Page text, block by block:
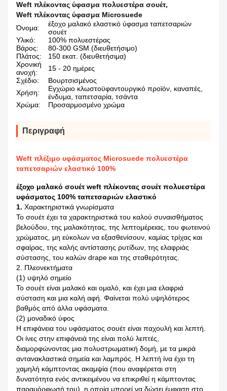
Weft πλέκοντας ύφασμα πολυεστέρα σουέτ,
Weft πλέκοντας ύφασμα Microsuede
Όνομα:
έξοχο μαλακό ελαστικό ύφασμα ταπετσαριών
σουέτ
Υλικό:
100% πολυεστέρας
Βάρος:
80-300 GSM (διευθετήσιμο)
Πλάτος:
150 εκατ. (διευθετήσιμα)
Χρονική
ανοχή:
15 - 20 ημέρες
Σχέδιο:
Βουρτσισμένος
Χρήση:
Εγχώριο κλωστοϋφαντουργικό προϊόν, καναπές,
ένδυμα, ταπετσαρία, τσάντα
Χρώμα:
Προσαρμοσμένο χρώμα
Περιγραφή
Weft πλέξιμο υφάσματος Microsuede πολυεστέρα
ταπετσαριών ελαστικό 100%
έξοχο μαλακό σουέτ weft πλέκοντας σουέτ πολυεστέρα
υφάσματος 100% ταπετσαριών ελαστικό
1. Χαρακτηριστικά γνωρίσματα
Το σουέτ έχει τα χαρακτηριστικά του καλού συναισθήματος
βελούδου, της μαλακότητας, της λεπτομέρειας, του φωτεινού
χρώματος, μη εύκολων να εξασθενίσουν, καμίας τρίχας και
σφαίρας, της καλής αντίστασης ρυτίδων, της ελαφριάς
σύστασης, του καλών drape και της σταθερότητας.
2. Πλεονεκτήματα
(1) υψηλό σημείο
Το σουέτ είναι μαλακό και ομαλό, και έχει μια ελαφριά
σύσταση και μια καλή αφή. Φαίνεται πολύ υψηλότερος
βαθμός από άλλα υφάσματα.
(2) μοναδικό ύφος
Η επιφάνεια του υφάσματος σουέτ είναι παχουλή και λεπτή.
Οι ίνες στην επιφάνειά της είναι πολύ λεπτές,
διαμορφώνοντας μια πολυστρωματική δομή, με τα μικρά
αντανακλαστικά σημεία και λαμπρός. Η λεπτή ίνα έχει τη
χαμηλή κάμπτοντας ακαμψία (που αναφέρεται στη
δυνατότητα ενός αντικειμένου να επικριθεί η κάμπτοντας
παραμόρφωσή του), η οποία μπορεί να δώσει έμφαση στο